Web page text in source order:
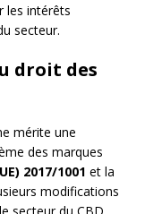
les intérêts
secteur.
droit des
mérite une
des marques
2017/1001 et la
modifications
secteur du CBD.